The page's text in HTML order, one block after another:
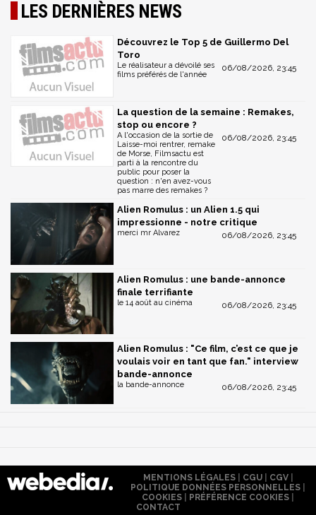
LES DERNIÈRES NEWS
Découvrez le Top 5 de Guillermo Del
Toro
06/08/2026, 23:45
Le réalisateur a dévoilé ses
films préférés de l'année
La question de la semaine : Remakes,
stop ou encore ?
06/08/2026, 23:45
A l'occasion de la sortie de
Laisse-moi rentrer, remake
de Morse, Filmsactu est
parti à la rencontre du
public pour poser la
question : n'en avez-vous
pas marre des remakes ?
Alien Romulus : un Alien 1.5 qui
impressionne - notre critique
06/08/2026, 23:45
merci mr Alvarez
Alien Romulus : une bande-annonce
finale terrifiante
06/08/2026, 23:45
le 14 août au cinéma
Alien Romulus : "Ce film, c’est ce que je
voulais voir en tant que fan." interview
bande-annonce
06/08/2026, 23:45
la bande-annonce
MENTIONS LÉGALES| CGU| CGV|
POLITIQUE DONNÉES PERSONNELLES
COOKIES
PRÉFÉRENCE COOKIES
CONTACT